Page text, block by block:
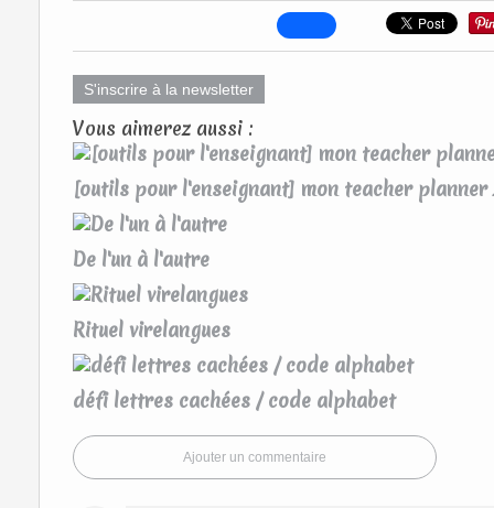
S'inscrire à la newsletter
Vous aimerez aussi :
[outils pour l'enseignant] mon teacher planner
De l'un à l'autre
Rituel virelangues
défi lettres cachées / code alphabet
Ajouter un commentaire